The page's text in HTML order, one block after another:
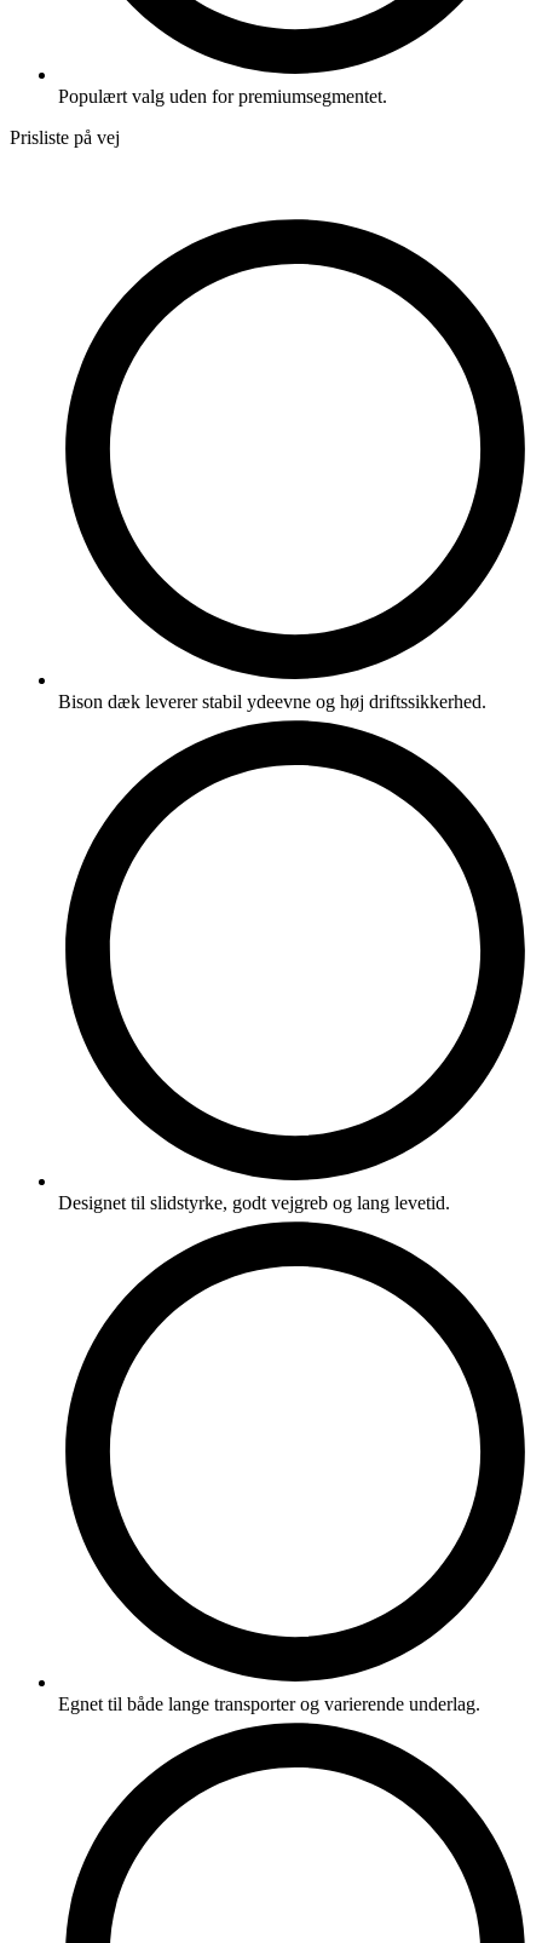
Populært valg uden for premiumsegmentet.
Prisliste på vej
Bison dæk leverer stabil ydeevne og høj driftssikkerhed.
Designet til slidstyrke, godt vejgreb og lang levetid.
Egnet til både lange transporter og varierende underlag.